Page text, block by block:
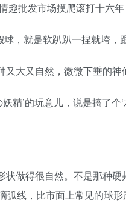
趣批发市场摸爬滚打十六年
球，就是软趴趴一捏就垮，
大又自然，微微下垂的神
精’的玩意儿，说是搞了个
状做得很自然。不是那种
弧线，比市面上常见的球